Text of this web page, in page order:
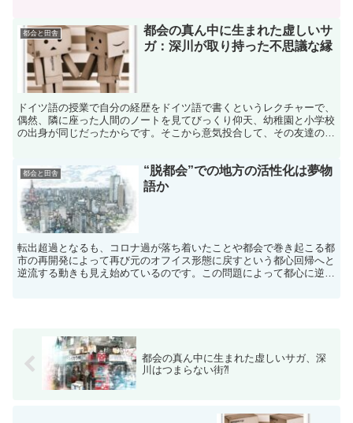
都会と田舎
都会の真ん中に生まれた虚しいサ
ガ：深川が取り持った不思議な縁
ドイツ語の授業で自分の経歴をドイツ語で書くというレクチャーで、
偶然、隣に座った人間のノートを見てびっくり仰天、幼稚園と小学校
の出身が同じだったからです。そこから意気投合して、その友達の妹
都会と田舎
“脱都会”での地方の活性化は夢物
語か
転出超過となるも、コロナ過が落ち着いたことや都会で巻き起こる都
市の再開発によって再び元のオフイス形態に戻すという都心回帰へと
逆流する動きも見え始めているのです。この問題によって都心に逆流
都会の真ん中に生まれた虚しいサガ、深
川はつまらない街⁈